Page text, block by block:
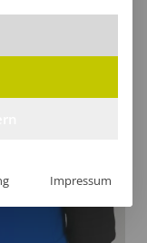
während das
Impressum